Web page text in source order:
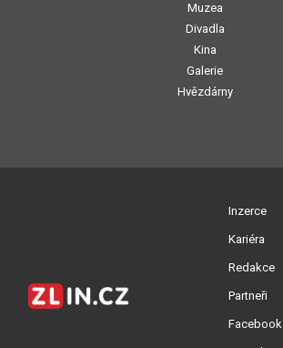
Muzea
Divadla
Kina
Galerie
Hvězdárny
Inzerce
Kariéra
Redakce
Partneři
Facebook